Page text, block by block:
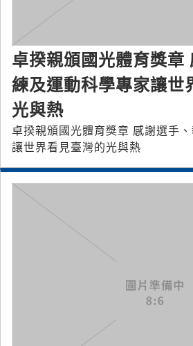
卓揆親頒國光體育獎章
練及運動科學專家讓世
光與熱
卓揆親頒國光體育獎章 感謝選手
讓世界看見臺灣的光與熱